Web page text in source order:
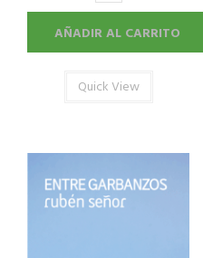
AÑADIR AL CARRITO
Quick View